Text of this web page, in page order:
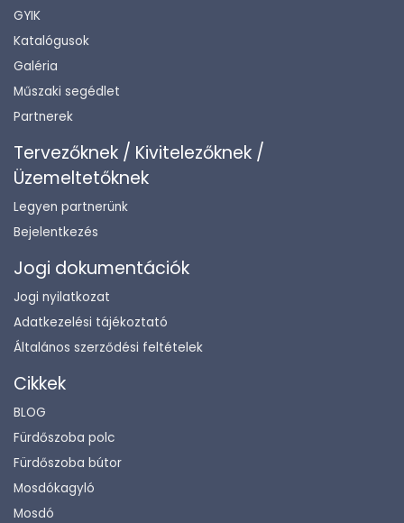
GYIK
Katalógusok
Galéria
Műszaki segédlet
Partnerek
Tervezőknek / Kivitelezőknek /
Üzemeltetőknek
Legyen partnerünk
Bejelentkezés
Jogi dokumentációk
Jogi nyilatkozat
Adatkezelési tájékoztató
Általános szerződési feltételek
Cikkek
BLOG
Fürdőszoba polc
Fürdőszoba bútor
Mosdókagyló
Mosdó